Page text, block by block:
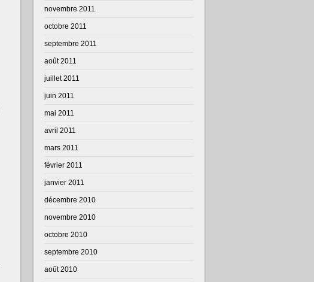
novembre 2011
octobre 2011
septembre 2011
août 2011
juillet 2011
juin 2011
mai 2011
avril 2011
mars 2011
février 2011
janvier 2011
décembre 2010
novembre 2010
octobre 2010
septembre 2010
août 2010